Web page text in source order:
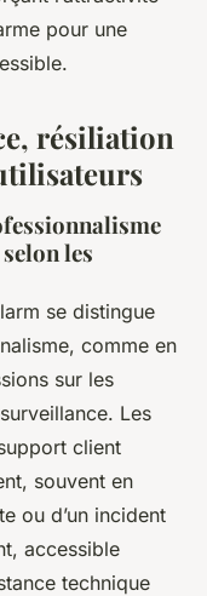
pour une
résiliation
les
se distingue
comme en
sur les
Les
client
souvent en
ou d’un incident
accessible
technique